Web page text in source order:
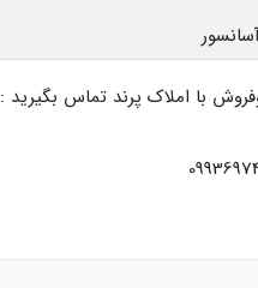
با املاک پرند تماس بگیرید :